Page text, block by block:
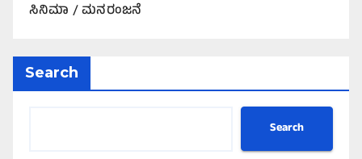
ಸಿನಿಮಾ / ಮನರಂಜನೆ
Search
Search